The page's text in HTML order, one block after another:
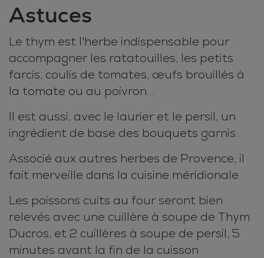
Astuces
Le thym est l'herbe indispensable pour
accompagner les ratatouilles, les petits
farcis, coulis de tomates, œufs brouillés à
la tomate ou au poivron...
Il est aussi, avec le laurier et le persil, un
ingrédient de base des bouquets garnis.
Associé aux autres herbes de Provence, il
fait merveille dans la cuisine méridionale.
Les poissons cuits au four seront bien
relevés avec une cuillère à soupe de Thym
Ducros, et 2 cuillères à soupe de persil, 5
minutes avant la fin de la cuisson.